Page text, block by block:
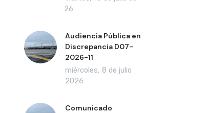
2026
Audiencia Pública en
Discrepancia D07-
2026-11
miércoles, 8 de julio
de 2026
Comunicado